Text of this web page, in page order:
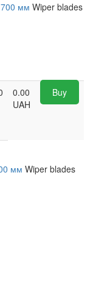
700 мм Wiper blades
0.00
UAH
Buy
мм Wiper blades